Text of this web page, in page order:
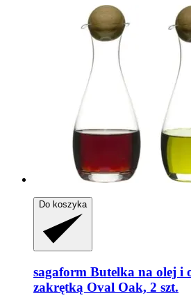
Do koszyka
sagaform Butelka na olej i
zakrętką Oval Oak, 2 szt.